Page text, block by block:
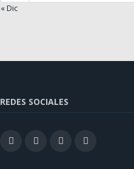
« Dic
REDES SOCIALES
FacebookTwitterInstagramYoutube